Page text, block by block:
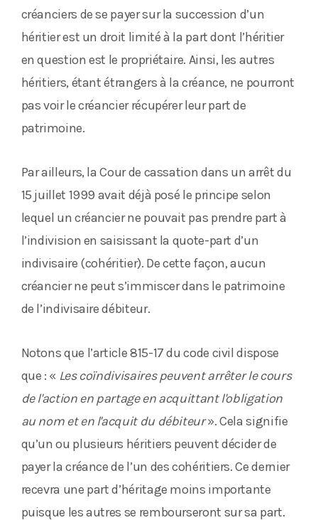
créanciers de se payer sur la succession d’un
héritier est un droit limité à la part dont l’héritier
en question est le propriétaire. Ainsi, les autres
héritiers, étant étrangers à la créance, ne pourront
pas voir le créancier récupérer leur part de
patrimoine.
Par ailleurs, la Cour de cassation dans un arrêt du
15 juillet 1999 avait déjà posé le principe selon
lequel un créancier ne pouvait pas prendre part à
l’indivision en saisissant la quote-part d’un
indivisaire (cohéritier). De cette façon, aucun
créancier ne peut s’immiscer dans le patrimoine
de l’indivisaire débiteur.
Notons que l’article 815-17 du code civil dispose
que : « Les coïndivisaires peuvent arrêter le cours
de l'action en partage en acquittant l'obligation
au nom et en l'acquit du débiteur». Cela signifie
qu’un ou plusieurs héritiers peuvent décider de
payer la créance de l’un des cohéritiers. Ce dernier
recevra une part d’héritage moins importante
puisque les autres se rembourseront sur sa part.